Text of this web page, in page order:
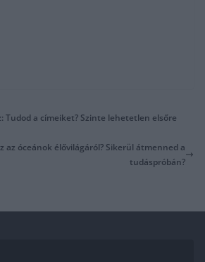
Tudod a címeiket? Szinte lehetetlen elsőre
az óceánok élővilágáról? Sikerül átmenned a
tudáspróbán?